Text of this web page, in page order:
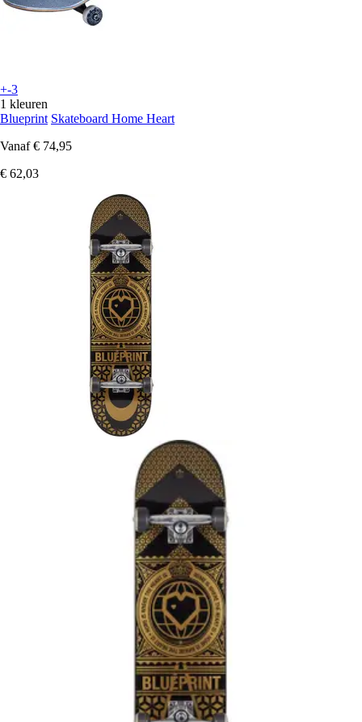
+-3
1 kleuren
Blueprint Skateboard Home Heart
Vanaf € 74,95
€ 62,03